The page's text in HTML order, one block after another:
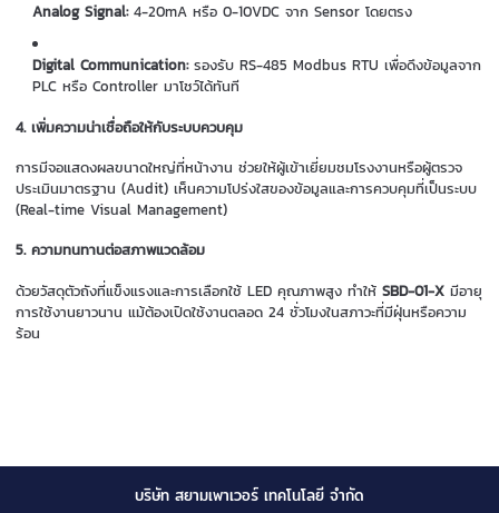
Analog Signal:4-20mA หรือ 0-10VDC จาก Sensor โดยตรง
Digital Communication:รองรับ RS-485 Modbus RTU เพื่อดึงข้อมูลจาก
PLC หรือ Controller มาโชว์ได้ทันที
4. เพิ่มความน่าเชื่อถือให้กับระบบควบคุม
การมีจอแสดงผลขนาดใหญ่ที่หน้างาน ช่วยให้ผู้เข้าเยี่ยมชมโรงงานหรือผู้ตรวจ
ประเมินมาตรฐาน (Audit) เห็นความโปร่งใสของข้อมูลและการควบคุมที่เป็นระบบ
(Real-time Visual Management)
5. ความทนทานต่อสภาพแวดล้อม
ด้วยวัสดุตัวถังที่แข็งแรงและการเลือกใช้ LED คุณภาพสูง ทำให้SBD-01-X มีอายุ
การใช้งานยาวนาน แม้ต้องเปิดใช้งานตลอด 24 ชั่วโมงในสภาวะที่มีฝุ่นหรือความ
ร้อน
บริษัท สยามเพาเวอร์ เทคโนโลยี จำกัด